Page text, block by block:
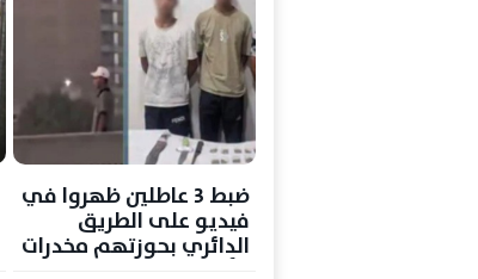
ضبط 3 عاطلين ظهروا في
فيديو على الطريق
الدائري بحوزتهم مخدرات